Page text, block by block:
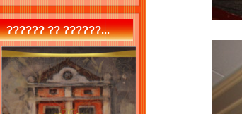
?????? ?? ??????...